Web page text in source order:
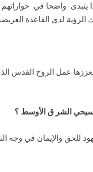
يتبدى واضحا في
الرؤية لدى القاعدة
عمل الروح
الشر ق الأوسط ؟
والإيمان في وجه